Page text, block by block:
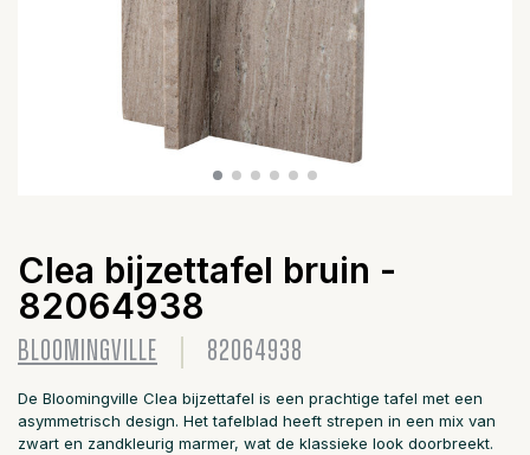
Clea bijzettafel bruin -
82064938
BLOOMINGVILLE 82064938
De Bloomingville Clea bijzettafel is een prachtige tafel met een
asymmetrisch design. Het tafelblad heeft strepen in een mix van
zwart en zandkleurig marmer, wat de klassieke look doorbreekt.